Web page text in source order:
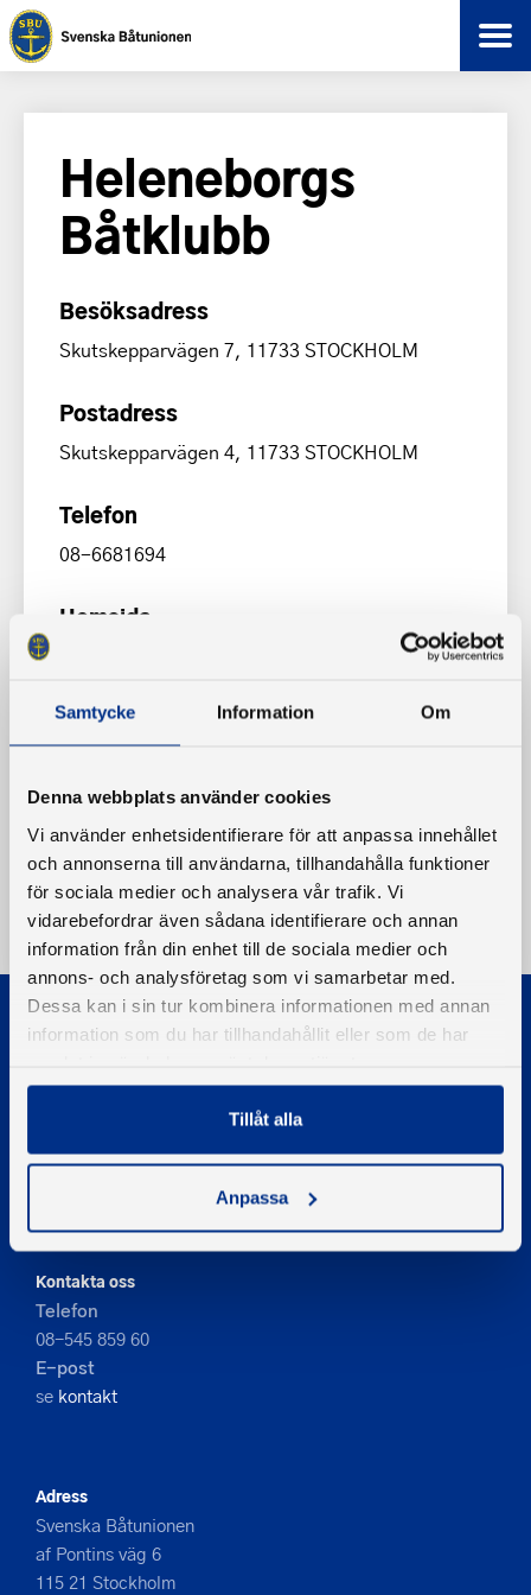
Samtycke Information Om
Denna webbplats använder cookies
Vi använder enhetsidentifierare för att anpassa innehållet
och annonserna till användarna, tillhandahålla funktioner
för sociala medier och analysera vår trafik. Vi
vidarebefordrar även sådana identifierare och annan
information från din enhet till de sociala medier och
annons- och analysföretag som vi samarbetar med.
Dessa kan i sin tur kombinera informationen med annan
information som du har tillhandahållit eller som de har
Tillåt alla
Anpassa
Heleneborgs
Båtklubb
Besöksadress
Skutskepparvägen 7, 11733 STOCKHOLM
Postadress
Skutskepparvägen 4, 11733 STOCKHOLM
Telefon
08-6681694
Hemsida
Information om cookies
Kontakta oss
Telefon
08-545 859 60
E-post
se kontakt
Adress
Svenska Båtunionen
af Pontins väg 6
115 21 Stockholm